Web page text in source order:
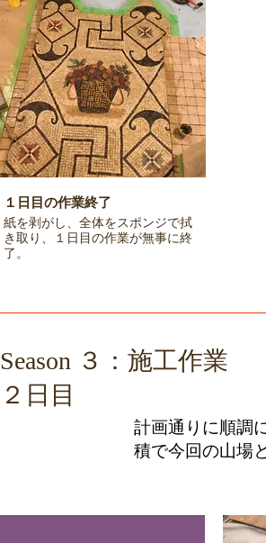
１日目の作業終了
紙を剥がし、全体をスポンジで拭
き取り、１日目の作業が無事に終
了。
​Season ３：施工作業
２日目
計画通りに順調
積で今回の山場